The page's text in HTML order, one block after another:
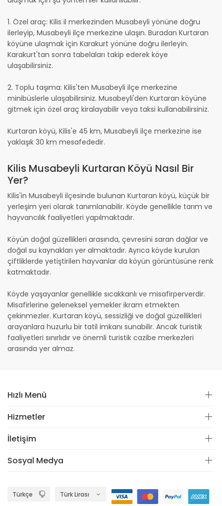
1. Özel araç: Kilis il merkezinden Musabeyli yönüne doğru
ilerleyip, Musabeyli ilçe merkezine ulaşın. Buradan Kurtaran
köyüne ulaşmak için Karakurt yönüne doğru ilerleyin.
Karakurt'tan sonra tabelaları takip ederek köye
ulaşabilirsiniz.
2. Toplu taşıma: Kilis'ten Musabeyli ilçe merkezine
minibüslerle ulaşabilirsiniz. Musabeyli'den Kurtaran köyüne
gitmek için özel araç kiralayabilir veya taksi kullanabilirsiniz.
Kurtaran köyü, Kilis'e 45 km, Musabeyli ilçe merkezine ise
yaklaşık 30 km mesafededir.
Kilis Musabeyli Kurtaran Köyü Nasıl Bir
Yer?
Kilis'in Musabeyli ilçesinde bulunan Kurtaran köyü, küçük bir
yerleşim yeri olarak tanımlanabilir. Köyde genellikle tarım ve
hayvancılık faaliyetleri yapılmaktadır.
Köyün doğal güzellikleri arasında, çevresini saran dağlar ve
doğal su kaynakları yer almaktadır. Ayrıca köyde kurulan
çiftliklerde yetiştirilen hayvanlar da köyün görüntüsüne renk
katmaktadır.
Köyde yaşayanlar genellikle sıcakkanlı ve misafirperverdir.
Misafirlerine geleneksel yemekler ikram etmekten
çekinmezler. Kurtaran köyü, sessizliği ve doğal güzellikleri
arayanlara huzurlu bir tatil imkanı sunabilir. Ancak turistik
faaliyetleri sınırlıdır ve önemli turistik cazibe merkezleri
arasında yer almaz.
Hızlı Menü
Hizmetler
İletişim
Sosyal Medya